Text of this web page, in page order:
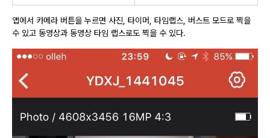
앱에서 카메라 버튼을 누르면 사진, 타이머, 타임랩스, 버스트 모드로 찍을
수 있고 동영상과 동영상 타임 랩스로도 찍을 수 있다.